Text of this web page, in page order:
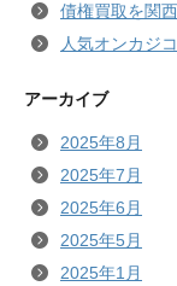
債権買取を関
人気オンカジ
アーカイブ
2025年8月
2025年7月
2025年6月
2025年5月
2025年1月